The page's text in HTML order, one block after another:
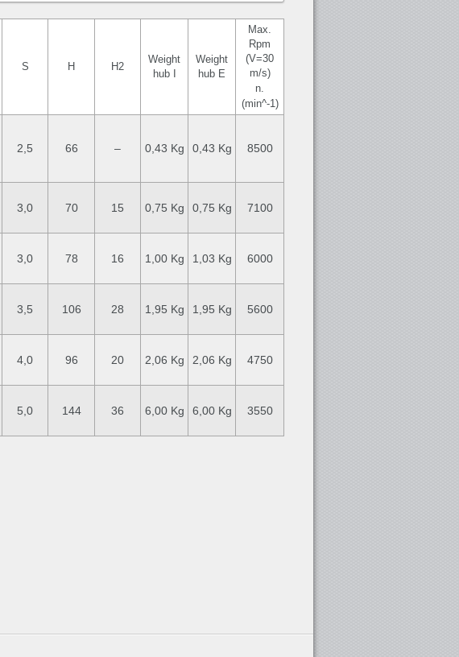
S H H2
Weight
hub I
Weight
hub E
Max.
Rpm
(V=30
m/s)
n.
(min^-1)
2,5 66 – 0,43 Kg 0,43 Kg 8500
3,0 70 15 0,75 Kg 0,75 Kg 7100
3,0 78 16 1,00 Kg 1,03 Kg 6000
3,5 106 28 1,95 Kg 1,95 Kg 5600
4,0 96 20 2,06 Kg 2,06 Kg 4750
5,0 144 36 6,00 Kg 6,00 Kg 3550